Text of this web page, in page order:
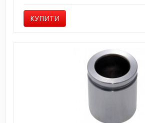
КУПИТИ